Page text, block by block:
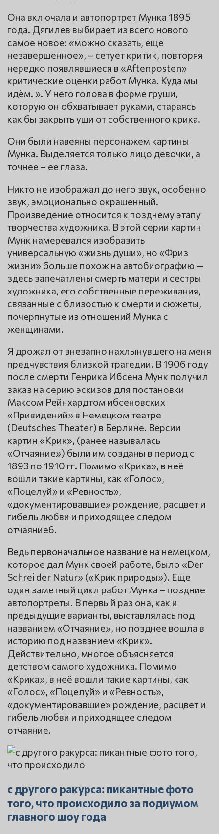
Она включала и автопортрет Мунка 1895
года. Дягилев выбирает из всего нового
самое новое: «можно сказать, еще
незавершенное», – сетует критик, повторяя
нередко появлявшиеся в «Aftenposten»
критические оценки работ Мунка. Куда мы
идём. ». У него голова в форме груши,
которую он обхватывает руками, стараясь
как бы закрыть уши от собственного крика.
Они были навеяны персонажем картины
Мунка. Выделяется только лицо девочки, а
точнее – ее глаза.
Никто не изображал до него звук, особенно
звук, эмоционально окрашенный.
Произведение относится к позднему этапу
творчества художника. В этой серии картин
Мунк намеревался изобразить
универсальную «жизнь души», но «Фриз
жизни» больше похож на автобиографию —
здесь запечатлены смерть матери и сестры
художника, его собственные переживания,
связанные с близостью к смерти и сюжеты,
почерпнутые из отношений Мунка с
женщинами.
Я дрожал от внезапно нахлынувшего на меня
предчувствия близкой трагедии. В 1906 году
после смерти Генрика Ибсена Мунк получил
заказ на серию эскизов для постановки
Максом Рейнхардтом ибсеновских
«Привидений» в Немецком театре
(Deutsches Theater) в Берлине. Версии
картин «Крик», (ранее называлась
«Отчаяние») были им созданы в период с
1893 по 1910 гг. Помимо «Крика», в неё
вошли такие картины, как «Голос»,
«Поцелуй» и «Ревность»,
«документировавшие» рождение, расцвет и
гибель любви и приходящее следом
отчаяние6.
Ведь первоначальное название на немецком,
которое дал Мунк своей работе, было «Der
Schrei der Natur» («Крик природы»). Еще
один заметный цикл работ Мунка – поздние
автопортреты. В первый раз она, как и
предыдущие варианты, выставлялась под
названием «Отчаяние», но позднее вошла в
историю под названием «Крик».
Действительно, многое объясняется
детством самого художника. Помимо
«Крика», в неё вошли такие картины, как
«Голос», «Поцелуй» и «Ревность»,
«документировавшие» рождение, расцвет и
гибель любви и приходящее следом
отчаяние.
с другого ракурса: пикантные фото
того, что происходило за подиумом
главного шоу года